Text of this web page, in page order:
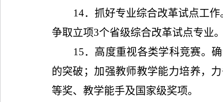
14．抓好专业综合改革试点工作
争取立项3个省级综合改革试点专业
15．高度重视各类学科竞赛。
的突破；加强教师教学能力培养，
等奖、教学能手及国家级奖项。